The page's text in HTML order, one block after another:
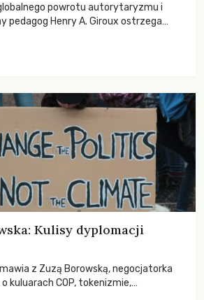
powrotu autorytaryzmu i
pedagog Henry A. Giroux ostrzega
obywateli?
Kulisy dyplomacji
z Zuzą Borowską, negocjatorka
o kuluarach COP, tokenizmie,